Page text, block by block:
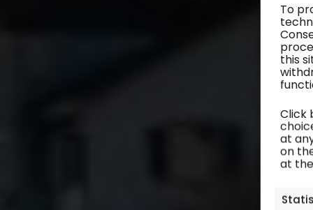
To
this
Click
at
on
at